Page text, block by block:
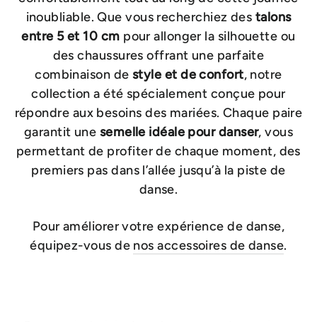
inoubliable. Que vous recherchiez des talons
entre 5 et 10 cm pour allonger la silhouette ou
des chaussures offrant une parfaite
combinaison de style et de confort, notre
collection a été spécialement conçue pour
répondre aux besoins des mariées. Chaque paire
garantit une semelle idéale pour danser, vous
permettant de profiter de chaque moment, des
premiers pas dans l’allée jusqu’à la piste de
danse.
Pour améliorer votre expérience de danse,
équipez-vous de nos accessoires de danse.